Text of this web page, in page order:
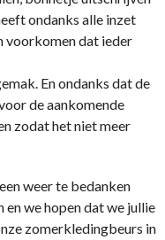
ondanks alle inzet
voorkomen dat ieder
En ondanks dat de
de aankomende
zodat het niet meer
weer te bedanken
en we hopen dat we jullie
zomerkledingbeurs in